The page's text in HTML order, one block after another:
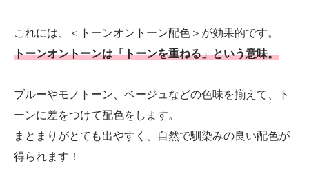
これには、＜トーンオントーン配色＞が効果的です。
トーンオントーンは「トーンを重ねる」という意味。
ブルーやモノトーン、ベージュなどの色味を揃えて、ト
ーンに差をつけて配色をします。
まとまりがとても出やすく、自然で馴染みの良い配色が
得られます！